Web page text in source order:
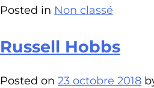
Posted in Non classé
Russell Hobbs
Posted on 23 octobre 2018